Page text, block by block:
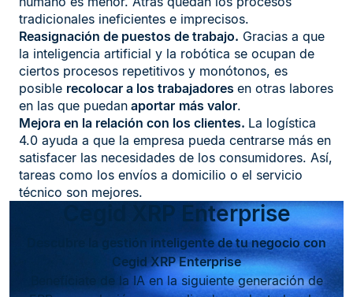
tradicionales ineficientes e imprecisos.
Reasignación de puestos de trabajo. Gracias a que
la inteligencia artificial y la robótica se ocupan de
ciertos procesos repetitivos y monótonos, es
posible recolocar a los trabajadores en otras labores
en las que puedan aportar más valor.
Mejora en la relación con los clientes. La logística
4.0 ayuda a que la empresa pueda centrarse más en
satisfacer las necesidades de los consumidores. Así,
tareas como los envíos a domicilio o el servicio
técnico son mejores.
Cegid XRP Enterprise
Descubre la gestión inteligente de tu negocio con
Cegid XRP Enterprise
Benefíciate de la IA en la siguiente generación de